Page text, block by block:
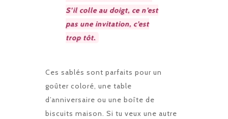
S’il colle au doigt, ce n’est
pas une invitation, c’est
trop tôt.
Ces sablés sont parfaits pour un
goûter coloré, une table
d’anniversaire ou une boîte de
biscuits maison. Si tu veux une autre